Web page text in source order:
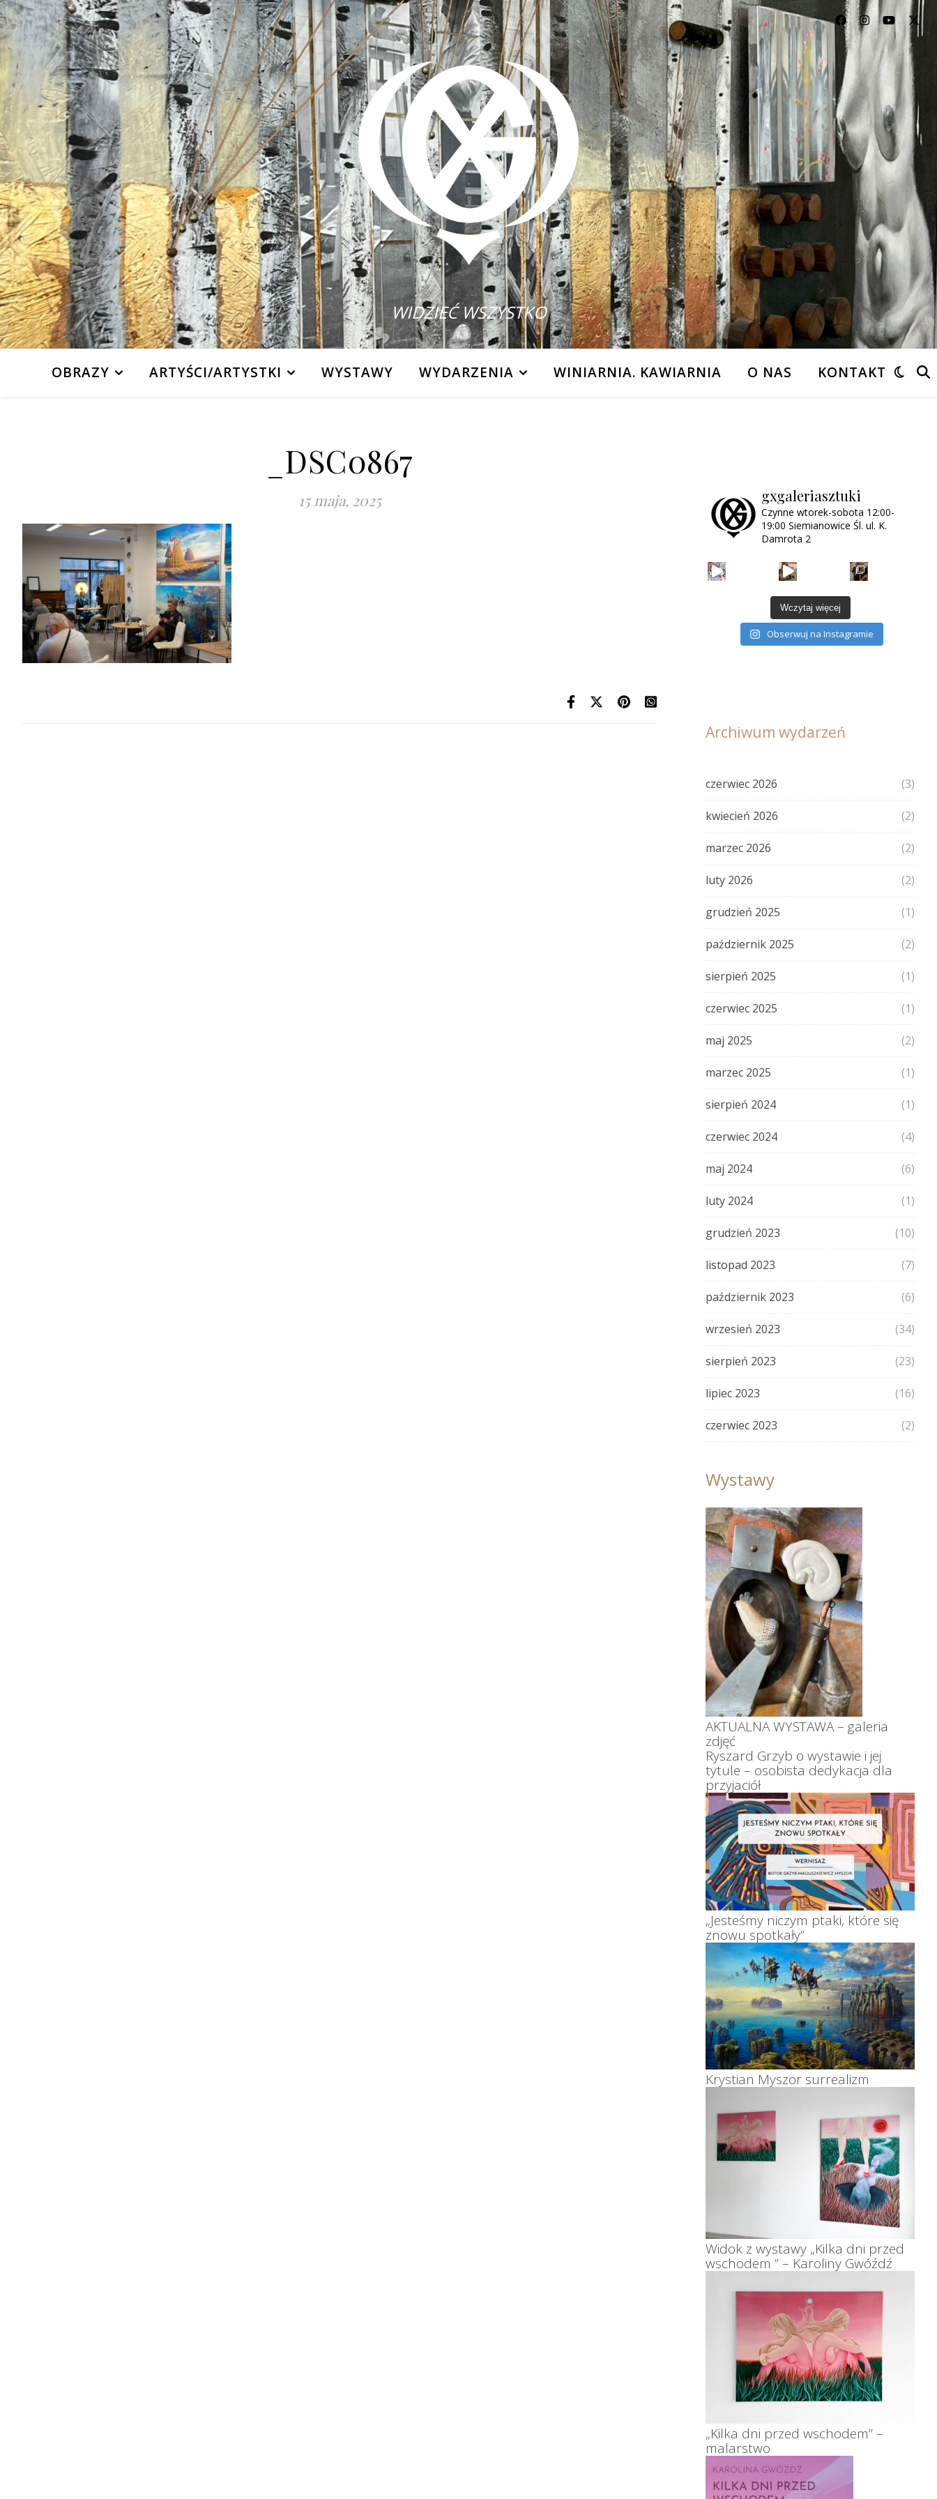
WIDZIEĆ WSZYSTKO
OBRAZY ARTYŚCI/ARTYSTKI WYSTAWY WYDARZENIA WINIARNIA. KAWIARNIA O NAS KONTAKT
_DSC0867
15 maja, 2025 gxgaleriasztuki
Czynne wtorek-sobota 12:00-
19:00 Siemianowice Śl. ul. K.
Damrota 2
Wczytaj więcej
Obserwuj na Instagramie
Archiwum wydarzeń
czerwiec 2026 (3)
kwiecień 2026 (2)
marzec 2026 (2)
luty 2026 (2)
grudzień 2025 (1)
październik 2025 (2)
sierpień 2025 (1)
czerwiec 2025 (1)
maj 2025 (2)
marzec 2025 (1)
sierpień 2024 (1)
czerwiec 2024 (4)
maj 2024 (6)
luty 2024 (1)
grudzień 2023 (10)
listopad 2023 (7)
październik 2023 (6)
wrzesień 2023 (34)
sierpień 2023 (23)
lipiec 2023 (16)
czerwiec 2023 (2)
Wystawy
AKTUALNA WYSTAWA – galeria
zdjęć
Ryszard Grzyb o wystawie i jej
tytule – osobista dedykacja dla
przyjaciół
„Jesteśmy niczym ptaki, które się
znowu spotkały”
Krystian Myszor surrealizm
Widok z wystawy „Kilka dni przed
wschodem ” – Karoliny Gwóźdź
„Kilka dni przed wschodem” –
malarstwo